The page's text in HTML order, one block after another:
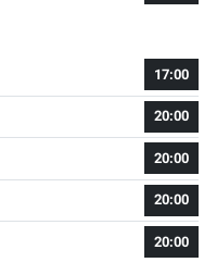
17:00
20:00
20:00
20:00
20:00